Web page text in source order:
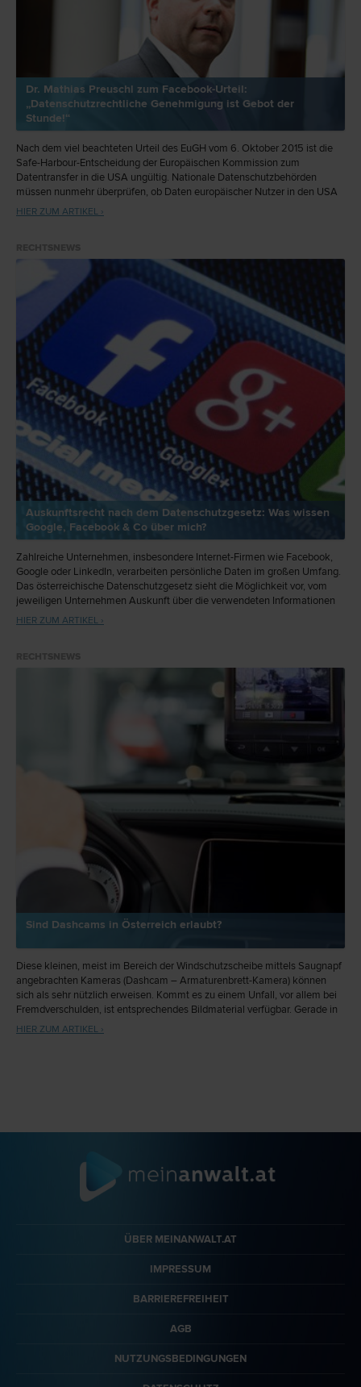
Dr. Mathias Preuschl zum Facebook-Urteil:
„Datenschutzrechtliche Genehmigung ist Gebot der
Stunde!“
Nach dem viel beachteten Urteil des EuGH vom 6. Oktober 2015 ist die
Safe-Harbour-Entscheidung der Europäischen Kommission zum
Datentransfer in die USA ungültig. Nationale Datenschutzbehörden
müssen nunmehr überprüfen, ob Daten europäischer Nutzer in den USA
sicher sind. Was bedeutet dieses Urteil für österreichische Unternehmen?
HIER ZUM ARTIKEL ›
Auskunftsrecht nach dem Datenschutzgesetz: Was wissen
Google, Facebook & Co über mich?
Zahlreiche Unternehmen, insbesondere Internet-Firmen wie Facebook,
Google oder LinkedIn, verarbeiten persönliche Daten im großen Umfang.
Das österreichische Datenschutzgesetz sieht die Möglichkeit vor, vom
jeweiligen Unternehmen Auskunft über die verwendeten Informationen
zu verlangen – die Unternehmen sind zur Auskunftserteilung verpflichtet
HIER ZUM ARTIKEL ›
Sind Dashcams in Österreich erlaubt?
Diese kleinen, meist im Bereich der Windschutzscheibe mittels Saugnapf
angebrachten Kameras (Dashcam – Armaturenbrett-Kamera) können
sich als sehr nützlich erweisen. Kommt es zu einem Unfall, vor allem bei
Fremdverschulden, ist entsprechendes Bildmaterial verfügbar. Gerade in
Russland bzw. Osteuropa sind diese Kameras sehr beliebt. In Österreich
ist der Einsatz von Dashcams verboten – es gibt jedoch auch hier
HIER ZUM ARTIKEL ›
ÜBER MEINANWALT.AT
IMPRESSUM
BARRIEREFREIHEIT
AGB
NUTZUNGSBEDINGUNGEN